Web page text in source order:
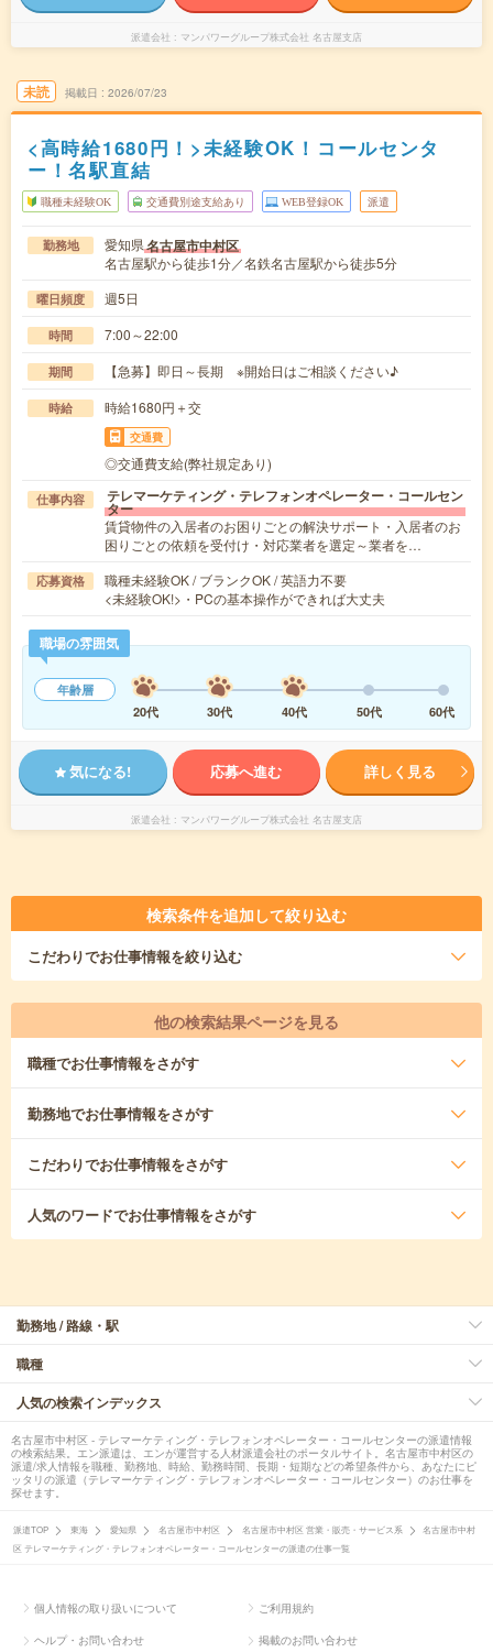
派遣会社 マンパワーグループ株式会社 名古屋支店
未読 掲載日 2026/07/23
<高時給1680円！>未経験OK！コールセンタ
ー！名駅直結
職種未経験OK 交通費別途支給あり WEB登録OK 派遣
勤務地 愛知県名古屋市中村区
名古屋駅から徒歩1分／名鉄名古屋駅から徒歩5分
曜日頻度 週5日
時間 7:00～22:00
期間 【急募】即日～長期 ※開始日はご相談ください♪
時給 時給1680円＋交
交通費
◎交通費支給(弊社規定あり)
仕事内容 テレマーケティング・テレフォンオペレーター・コールセン
ター
賃貸物件の入居者のお困りごとの解決サポート・入居者のお
困りごとの依頼を受付け・対応業者を選定～業者を…
応募資格
職種未経験OK / ブランクOK / 英語力不要
<未経験OK!>・PCの基本操作ができれば大丈夫
職場の雰囲気
年齢層
20代
30代 40代 50代 60代
気になる! 応募へ進む 詳しく見る
派遣会社 マンパワーグループ株式会社 名古屋支店
検索条件を追加して絞り込む
こだわりでお仕事情報を絞り込む
他の検索結果ページを見る
職種でお仕事情報をさがす
勤務地でお仕事情報をさがす
こだわりでお仕事情報をさがす
人気のワードでお仕事情報をさがす
勤務地 / 路線・駅
職種
人気の検索インデックス
名古屋市中村区 - テレマーケティング・テレフォンオペレーター・コールセンターの派遣情報
の検索結果。エン派遣は、エンが運営する人材派遣会社のポータルサイト。名古屋市中村区の
派遣/求人情報を職種、勤務地、時給、勤務時間、長期・短期などの希望条件から、あなたにピ
ッタリの派遣（テレマーケティング・テレフォンオペレーター・コールセンター）のお仕事を
探せます。
派遣TOP 東海 愛知県 名古屋市中村区 名古屋市中村区 営業・販売・サービス系
名古屋市中村
区 テレマーケティング・テレフォンオペレーター・コールセンターの派遣の仕事一覧
個人情報の取り扱いについて ご利用規約
ヘルプ・お問い合わせ 掲載のお問い合わせ